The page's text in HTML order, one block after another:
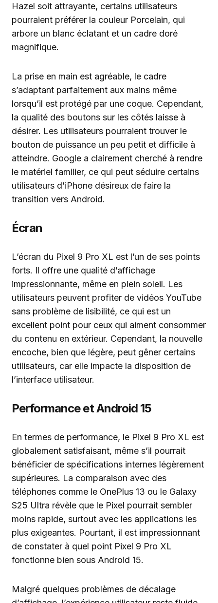
Hazel soit attrayante, certains utilisateurs
pourraient préférer la couleur Porcelain, qui
arbore un blanc éclatant et un cadre doré
magnifique.
La prise en main est agréable, le cadre
s’adaptant parfaitement aux mains même
lorsqu’il est protégé par une coque. Cependant,
la qualité des boutons sur les côtés laisse à
désirer. Les utilisateurs pourraient trouver le
bouton de puissance un peu petit et difficile à
atteindre. Google a clairement cherché à rendre
le matériel familier, ce qui peut séduire certains
utilisateurs d’iPhone désireux de faire la
transition vers Android.
Écran
L’écran du Pixel 9 Pro XL est l’un de ses points
forts. Il offre une qualité d’affichage
impressionnante, même en plein soleil. Les
utilisateurs peuvent profiter de vidéos YouTube
sans problème de lisibilité, ce qui est un
excellent point pour ceux qui aiment consommer
du contenu en extérieur. Cependant, la nouvelle
encoche, bien que légère, peut gêner certains
utilisateurs, car elle impacte la disposition de
l’interface utilisateur.
Performance et Android 15
En termes de performance, le Pixel 9 Pro XL est
globalement satisfaisant, même s’il pourrait
bénéficier de spécifications internes légèrement
supérieures. La comparaison avec des
téléphones comme le OnePlus 13 ou le Galaxy
S25 Ultra révèle que le Pixel pourrait sembler
moins rapide, surtout avec les applications les
plus exigeantes. Pourtant, il est impressionnant
de constater à quel point Pixel 9 Pro XL
fonctionne bien sous Android 15.
Malgré quelques problèmes de décalage